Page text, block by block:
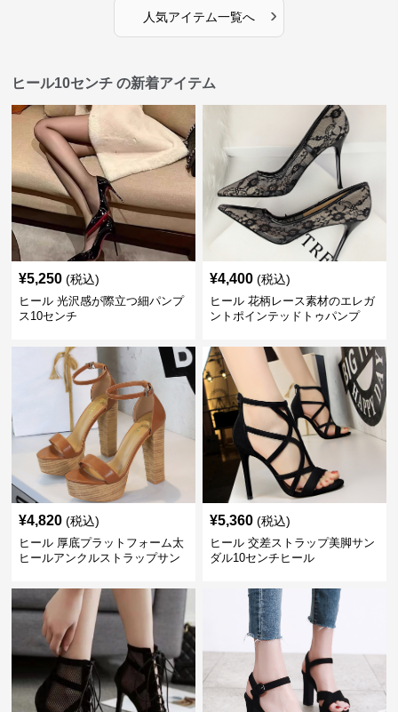
人気アイテム一覧へ ›
ヒール10センチ の新着アイテム
¥5,250 (税込)
ヒール 光沢感が際立つ細パンプ
ス10センチ
¥4,400 (税込)
ヒール 花柄レース素材のエレガ
ントポインテッドトゥパンプ
¥4,820 (税込)
ヒール 厚底プラットフォーム太
ヒールアンクルストラップサン
¥5,360 (税込)
ヒール 交差ストラップ美脚サン
ダル10センチヒール